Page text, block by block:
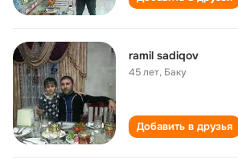
ramil sadiqov
45 лет, Баку
Добавить в друзья